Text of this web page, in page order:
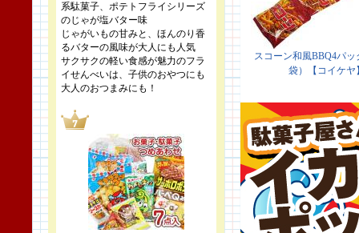
系駄菓子、ポテトフライシリーズ
のじゃが塩バター味
じゃがいもの甘みと、ほんのり香
るバターの風味が大人にも人気
サクサクの軽い食感が魅力のフラ
イせんべいは、子供のおやつにも
大人のおつまみにも！